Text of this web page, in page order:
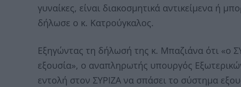
γυναίκες, είναι διακοσμητικά αντικείμενα ή
δήλωσε ο κ. Κατρούγκαλος.
Εξηγώντας τη δήλωσή της κ. Μπαζιάνα ότι «ο
εξουσία», ο αναπληρωτής υπουργός
εντολή στον ΣΥΡΙΖΑ να σπάσει το σύστημα